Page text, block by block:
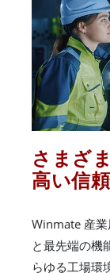
さまざ
高い信
Winmate 産
と最先端の機
らゆる工場環